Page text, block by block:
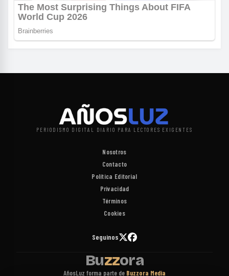
PERIODISMO DIGITAL DIARIO PARA LECTORES EXIGENTES
Nosotros
Contacto
Política Editorial
Privacidad
Términos
Cookies
Seguinos
Buzzora
AñosLuz forma parte de Buzzora Media